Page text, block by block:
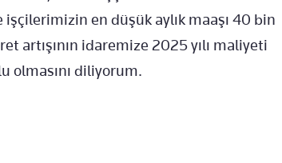
en düşük aylık maaşı 40 bin
artışının idaremize 2025 yılı maliyeti
olmasını diliyorum.